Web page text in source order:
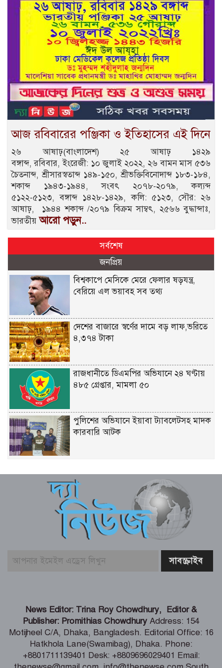
আজ রবিবারের পঞ্জিকা ও ইতিহাসের এই দিনে
২৬ আষাঢ়(বাংলাদেশ) ২৫ আষাঢ় ১৪২৯
বঙ্গাব্দ, রবিবার, ইংরেজী: ১০ জুলাই ২০২২, ২৬ বামন মাস ৫৩৬
চৈতনাব্দ, শ্রীসারস্বতাব্দ ১৪৯-১৫০, শ্রীভক্তিবিনোদাব্দ ১৮৩-১৮৪,
শকাব্দ ১৯৪৩-১৯৪৪, সংবৎ ২০৭৮-২০৭৯, কল্যব্দ
৫১২২-৫১২৩, বঙ্গাব্দ ১৪২৮-১৪২৯, কলি: ৫১২৩, সৌর: ২৬
আষাঢ়, ১৯৪৪ শকাব্দ /২০৭৯ বিক্রম সাম্বৎ, ২৫৬৬ বুদ্ধাব্দাঃ,
ভারতীয়আরো পড়ুন..
সর্বশেষ
জনপ্রিয়
বিশ্বকাপে মেসিকে মেরে ফেলার ষড়যন্ত্র,
বেরিয়ে এল ভয়াবহ সব তথ্য
দেশের বাজারে স্বর্ণের দামে বড় লাফ,ভরিতে
৪,৩৭৪ টাকা
রাজধানীতে ডিএমপির অভিযানে ২৪ ঘণ্টায়
৪৮৫ গ্রেপ্তার, মামলা ৫০
পুলিশের অভিযানে ইয়াবা ট্যাবলেটসহ মাদক
কারবারি আটক
জমজমাট ফাইনাল
যুক্তরাষ্ট্রের সঙ্গে চুক্তি চায় ইরান: ট্রাম্প
মশা দমনে ওলবাকিয়া পদ্ধতি, যুক্তরাষ্ট্রে নতুন
আগস্টে বঙ্গোপসাগরে নিম্নচাপ, হতে পারে
তাপপ্রবাহ ও বন্যা
পদ্মশ্রীপ্রাপ্ত যোগগুরু স্বামী শিবানন্দের
আবির্ভাব দিবস আজ
News Editor: Trina Roy Chowdhury, Editor &
Publisher: Promithias Chowdhury Address: 154
Motijheel C/A, Dhaka, Bangladesh. Editorial Office: 16
Hatkhola Lane(Swamibag), Dhaka. Phone:
+8801711139401 Desk: +8809696029401 Email: